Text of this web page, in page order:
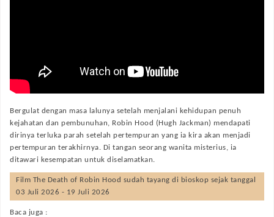
Bergulat dengan masa lalunya setelah menjalani kehidupan penuh
kejahatan dan pembunuhan, Robin Hood (Hugh Jackman) mendapati
dirinya terluka parah setelah pertempuran yang ia kira akan menjadi
pertempuran terakhirnya. Di tangan seorang wanita misterius, ia
ditawari kesempatan untuk diselamatkan.
Film The Death of Robin Hood sudah tayang di bioskop sejak tanggal
03 Juli 2026 - 19 Juli 2026
Baca juga :